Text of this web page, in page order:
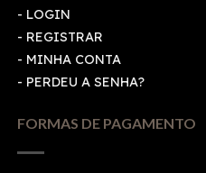
- LOGIN
- REGISTRAR
- MINHA CONTA
- PERDEU A SENHA?
FORMAS DE PAGAMENTO